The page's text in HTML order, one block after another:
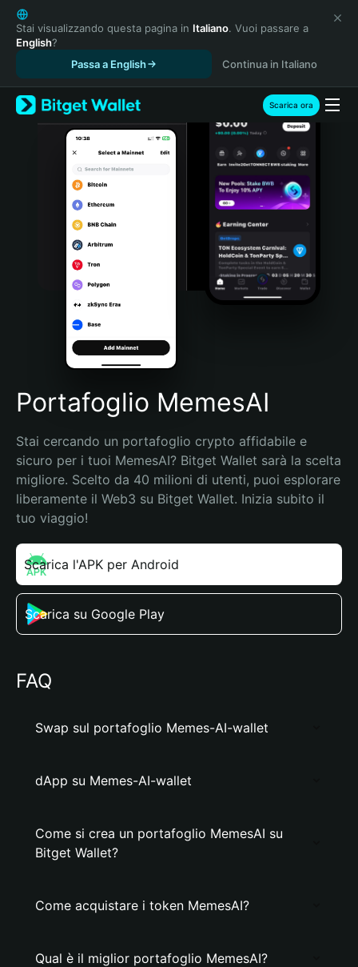
English
日本語
Tiếng Việt
Español (Latinoamérica)
Türkçe
Italiano
Português (Portugal)
Bahasa Indonesia
Português (Brasil)
Español (Argentina)
Stai visualizzando questa pagina in Italiano. Vuoi passare a
English?
Passa a English
Continua in Italiano
Scarica ora
Portafoglio MemesAI
Stai cercando un portafoglio crypto affidabile e
sicuro per i tuoi MemesAI? Bitget Wallet sarà la scelta
migliore. Scelto da 40 milioni di utenti, puoi esplorare
liberamente il Web3 su Bitget Wallet. Inizia subito il
tuo viaggio!
Scarica l'APK per Android
Scarica su Google Play
FAQ
Swap sul portafoglio Memes-AI-wallet
dApp su Memes-AI-wallet
Come si crea un portafoglio MemesAI su
Bitget Wallet?
Come acquistare i token MemesAI?
Qual è il miglior portafoglio MemesAI?